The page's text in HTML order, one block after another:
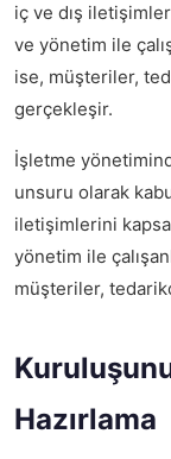
iç ve dış
ve yönetim ile
ise, müşteriler,
gerçekleşir.
İşletme
unsuru olarak
iletişimlerini
yönetim ile
müşteriler,
Hazırlama